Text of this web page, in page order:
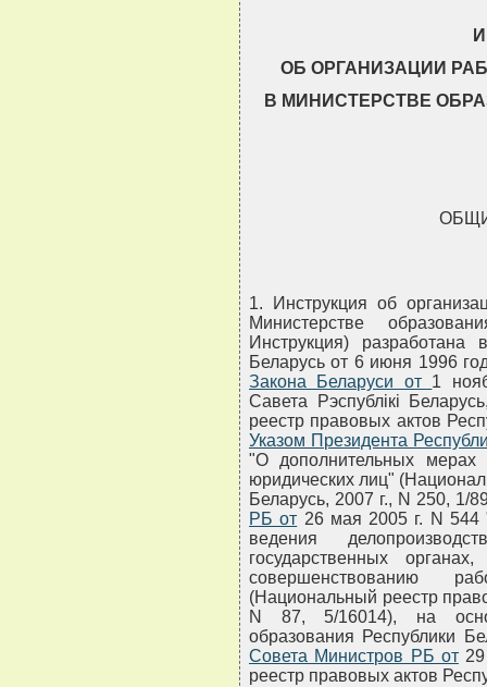
ОБ ОРГАНИЗАЦИИ
В МИНИСТЕРСТВЕ
1. Инструкция об
Министерстве
Инструкция) разработана
Беларусь от 6 июня 1996
Закона Беларуси от 1
Савета Рэспублiкi
реестр правовых актов
Указом Президента
"О дополнительных
юридических лиц"
Беларусь, 2007 г., N 250, 1/
РБ от 26 мая 2005 г. N
ведения
государственных
совершенствованию
(Национальный реестр
N 87, 5/16014), на
образования Республики
Совета Министров РБ от29
реестр правовых актов